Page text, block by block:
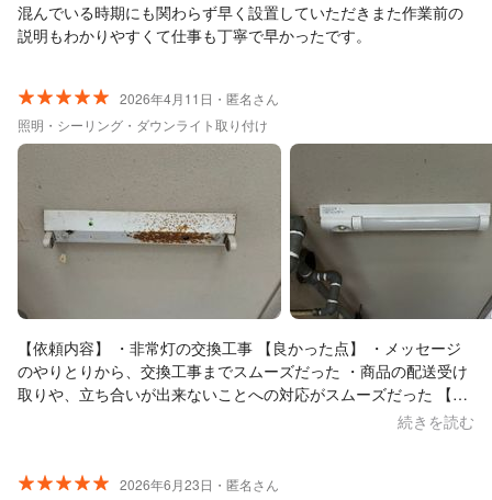
混んでいる時期にも関わらず早く設置していただきまた作業前の
説明もわかりやすくて仕事も丁寧で早かったです。
2026年4月11日・匿名さん
照明・シーリング・ダウンライト取り付け
【依頼内容】 ・非常灯の交換工事 【良かった点】 ・メッセージ
のやりとりから、交換工事までスムーズだった ・商品の配送受け
取りや、立ち合いが出来ないことへの対応がスムーズだった 【要
改善点】 ・商品到着から工事日決定までに1週間ほど時間がかか
続きを読む
2026年6月23日・匿名さん